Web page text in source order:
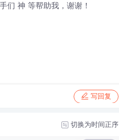
们 神 等帮助我，谢谢！
写回复
切换为时间正序